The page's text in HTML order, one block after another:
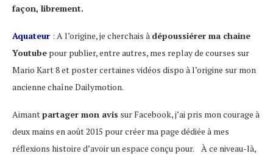
façon, librement.
Aquateur : A l’origine, je cherchais à dépoussiérer ma chaine
Youtube pour publier, entre autres, mes replay de courses sur
Mario Kart 8 et poster certaines vidéos dispo à l’origine sur mon
ancienne chaîne Dailymotion.
Aimantpartager mon avis sur Facebook, j’ai pris mon courage à
deux mains en août 2015 pour créer ma page dédiée à mes
réflexions histoire d’avoir un espace conçu pour. À ce niveau-là,